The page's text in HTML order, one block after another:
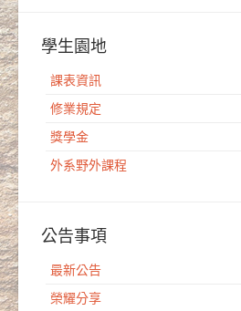
學生園地
課表資訊
修業規定
獎學金
外系野外課程
公告事項
最新公告
榮耀分享